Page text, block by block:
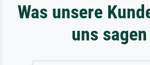
Was unsere
uns sagen